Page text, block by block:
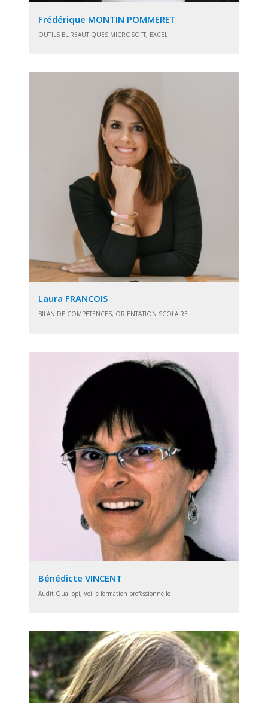
Frédérique MONTIN POMMERET
OUTILS BUREAUTIQUES MICROSOFT, EXCEL
Laura FRANCOIS
BILAN DE COMPETENCES, ORIENTATION SCOLAIRE
Bénédicte VINCENT
Audit Qualiopi, Veille formation professionnelle